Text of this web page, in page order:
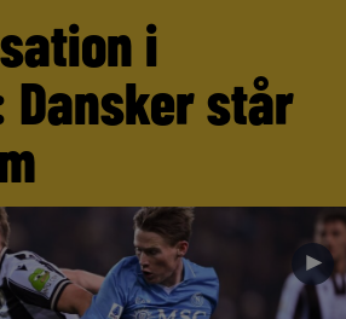
i
Dansker står
►